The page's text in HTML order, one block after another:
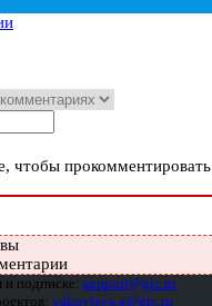
чтобы прокомментировать
подписке: support@glc.ru
yakovleva.a@glc.ru